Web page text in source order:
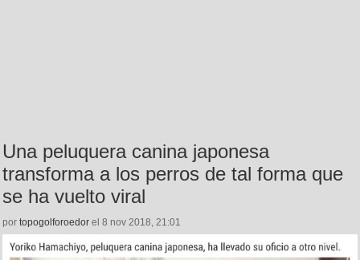
Una peluquera canina japonesa
transforma a los perros de tal forma que
se ha vuelto viral
por topogolforoedor el 8 nov 2018, 21:01